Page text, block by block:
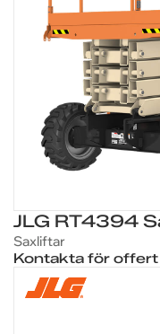
JLG RT4394
Saxliftar
Kontakta för offert